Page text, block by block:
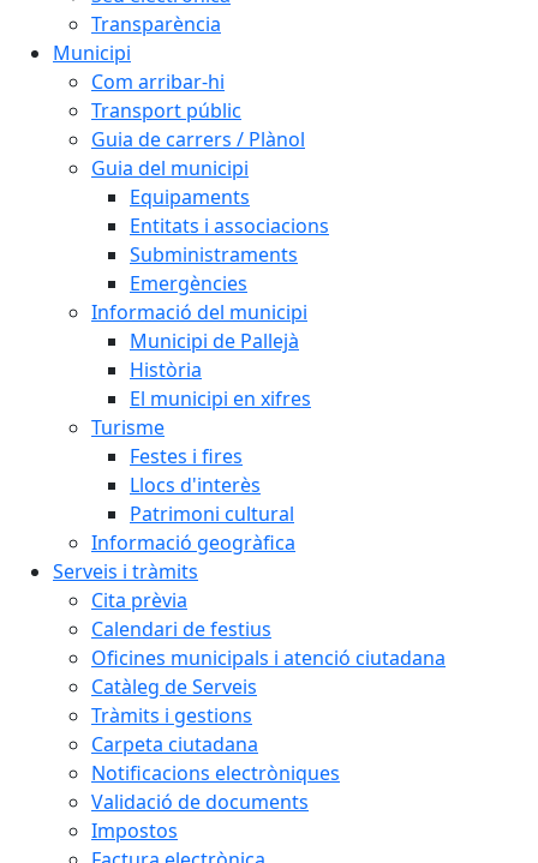
Transparència
Municipi
Com arribar-hi
Transport públic
Guia de carrers / Plànol
Guia del municipi
Equipaments
Entitats i associacions
Subministraments
Emergències
Informació del municipi
Municipi de Pallejà
Història
El municipi en xifres
Turisme
Festes i fires
Llocs d'interès
Patrimoni cultural
Informació geogràfica
Serveis i tràmits
Cita prèvia
Calendari de festius
Oficines municipals i atenció ciutadana
Catàleg de Serveis
Tràmits i gestions
Carpeta ciutadana
Notificacions electròniques
Validació de documents
Impostos